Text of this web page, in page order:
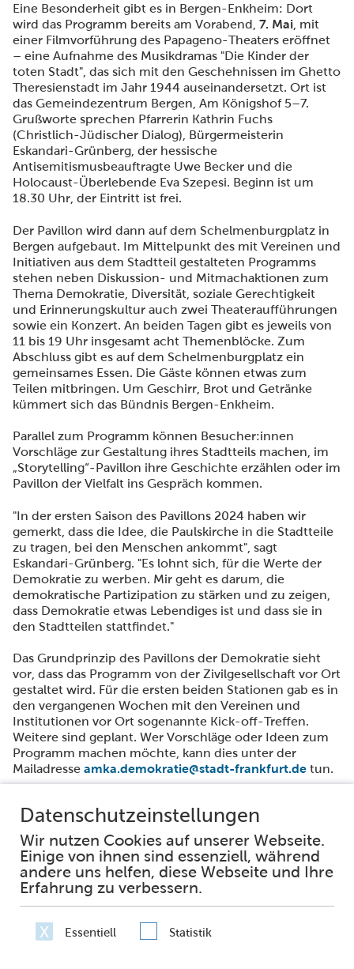
Eine Besonderheit gibt es in Bergen-Enkheim: Dort
wird das Programm bereits am Vorabend, 7. Mai, mit
einer Filmvorführung des Papageno-Theaters eröffnet
– eine Aufnahme des Musikdramas "Die Kinder der
toten Stadt", das sich mit den Geschehnissen im Ghetto
Theresienstadt im Jahr 1944 auseinandersetzt. Ort ist
das Gemeindezentrum Bergen, Am Königshof 5–7.
Grußworte sprechen Pfarrerin Kathrin Fuchs
(Christlich-Jüdischer Dialog), Bürgermeisterin
Eskandari-Grünberg, der hessische
Antisemitismusbeauftragte Uwe Becker und die
Holocaust-Überlebende Eva Szepesi. Beginn ist um
18.30 Uhr, der Eintritt ist frei.
Der Pavillon wird dann auf dem Schelmenburgplatz in
Bergen aufgebaut. Im Mittelpunkt des mit Vereinen und
Initiativen aus dem Stadtteil gestalteten Programms
stehen neben Diskussion- und Mitmachaktionen zum
Thema Demokratie, Diversität, soziale Gerechtigkeit
und Erinnerungskultur auch zwei Theateraufführungen
sowie ein Konzert. An beiden Tagen gibt es jeweils von
11 bis 19 Uhr insgesamt acht Themenblöcke. Zum
Abschluss gibt es auf dem Schelmenburgplatz ein
gemeinsames Essen. Die Gäste können etwas zum
Teilen mitbringen. Um Geschirr, Brot und Getränke
kümmert sich das Bündnis Bergen-Enkheim.
Parallel zum Programm können Besucher:innen
Vorschläge zur Gestaltung ihres Stadtteils machen, im
„Storytelling“-Pavillon ihre Geschichte erzählen oder im
Pavillon der Vielfalt ins Gespräch kommen.
"In der ersten Saison des Pavillons 2024 haben wir
gemerkt, dass die Idee, die Paulskirche in die Stadtteile
zu tragen, bei den Menschen ankommt", sagt
Eskandari-Grünberg. "Es lohnt sich, für die Werte der
Demokratie zu werben. Mir geht es darum, die
demokratische Partizipation zu stärken und zu zeigen,
dass Demokratie etwas Lebendiges ist und dass sie in
den Stadtteilen stattfindet."
Das Grundprinzip des Pavillons der Demokratie sieht
vor, dass das Programm von der Zivilgesellschaft vor Ort
gestaltet wird. Für die ersten beiden Stationen gab es in
den vergangenen Wochen mit den Vereinen und
Institutionen vor Ort sogenannte Kick-off-Treffen.
Weitere sind geplant. Wer Vorschläge oder Ideen zum
Programm machen möchte, kann dies unter der
Mailadresse amka.demokratie@stadt-frankfurt.de tun.
www.pavillon-der-demokratie.de .
Facebook
Instagram
Impressum
Datenschutz